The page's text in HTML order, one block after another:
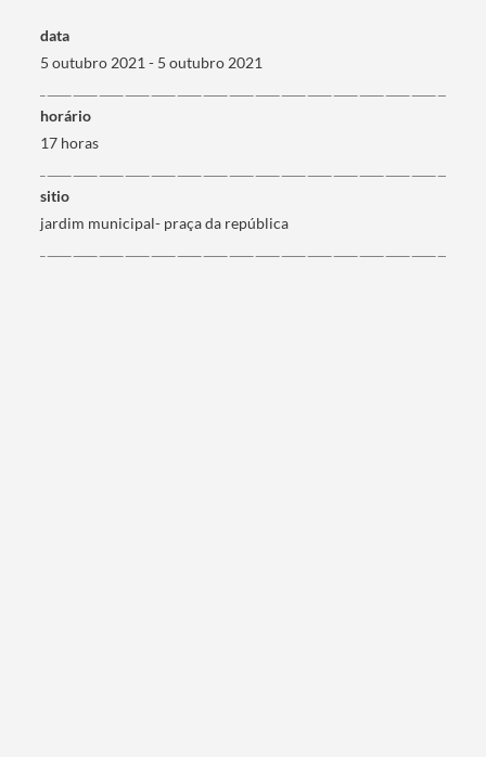
data
5 outubro 2021 - 5 outubro 2021
horário
17 horas
sitio
jardim municipal- praça da república